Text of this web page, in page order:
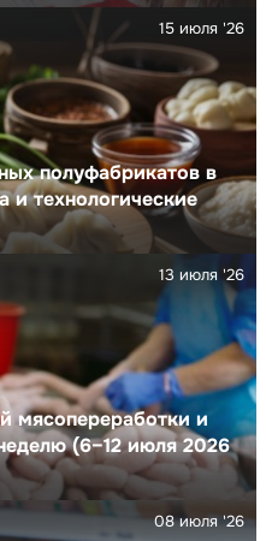
полуфабрикатов в
и технологические
15 июля '26
мясопереработки и
(6–12 июля 2026
13 июля '26
08 июля '26